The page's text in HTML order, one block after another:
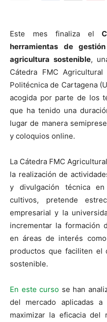
Este mes finaliza el
herramientas de
agricultura sostenible,
Cátedra FMC
Politécnica de Cartagena
acogida por parte de los
que ha tenido una
lugar de manera
y coloquios online.
La Cátedra FMC
la realización de
y divulgación técnica
cultivos, pretende
empresarial y la
incrementar la formación
en áreas de interés
productos que faciliten el
sostenible.
En este curso se han
del mercado aplicadas
maximizar la eficacia